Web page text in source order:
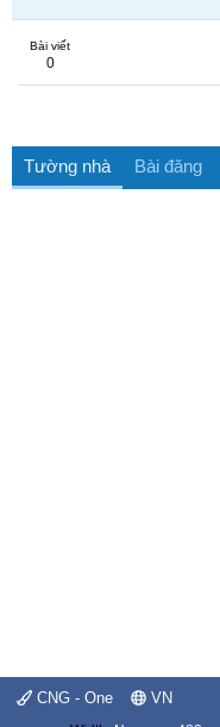
Bài viết
0
Tường nhà Bài đăng
CNG - One VN